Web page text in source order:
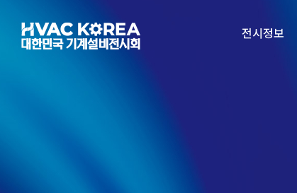
content
전시정보